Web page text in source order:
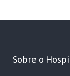
Sobre o